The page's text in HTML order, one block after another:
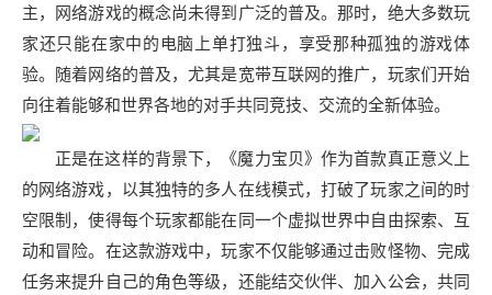
主，网络游戏的概念尚未得到广泛的普及。那时，绝大多数玩
家还只能在家中的电脑上单打独斗，享受那种孤独的游戏体
验。随着网络的普及，尤其是宽带互联网的推广，玩家们开始
向往着能够和世界各地的对手共同竞技、交流的全新体验。
正是在这样的背景下，《魔力宝贝》作为首款真正意义上
的网络游戏，以其独特的多人在线模式，打破了玩家之间的时
空限制，使得每个玩家都能在同一个虚拟世界中自由探索、互
动和冒险。在这款游戏中，玩家不仅能够通过击败怪物、完成
任务来提升自己的角色等级，还能结交伙伴、加入公会，共同